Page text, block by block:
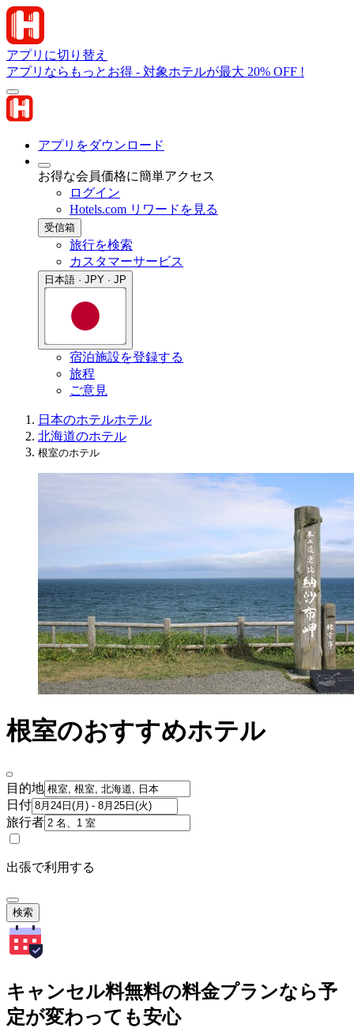
アプリに切り替え
アプリならもっとお得 - 対象ホテルが最大 20% OFF !
アプリをダウンロード
お得な会員価格に簡単アクセス
ログイン
Hotels.com リワードを見る
受信箱
旅行を検索
カスタマーサービス
日本語 · JPY · JP
宿泊施設を登録する
旅程
ご意見
日本のホテルホテル
北海道のホテル
根室のホテル
根室のおすすめホテル
目的地
日付
旅行者
出張で利用する
検索
キャンセル料無料の料金プランなら予
定が変わっても安心